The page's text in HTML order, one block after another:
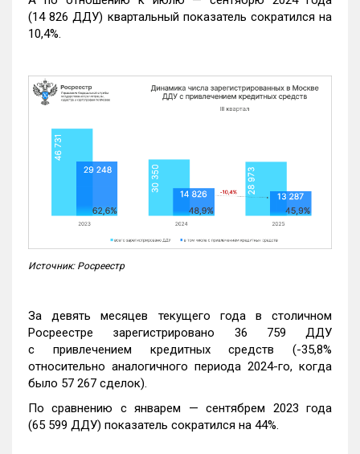
(14 826 ДДУ) квартальный показатель сократился на
10,4%.
Источник: Росреестр
За девять месяцев текущего года в столичном
Росреестре зарегистрировано 36 759 ДДУ
с привлечением кредитных средств (-35,8%
относительно аналогичного периода 2024-го, когда
было 57 267 сделок).
По сравнению с январем — сентябрем 2023 года
(65 599 ДДУ) показатель сократился на 44%.